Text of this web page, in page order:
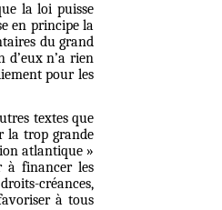
la loi puisse
en principe la
du grand
d’eux n’a rien
pour les
textes que
la trop grande
atlantique »
à financer les
créances,
à tous